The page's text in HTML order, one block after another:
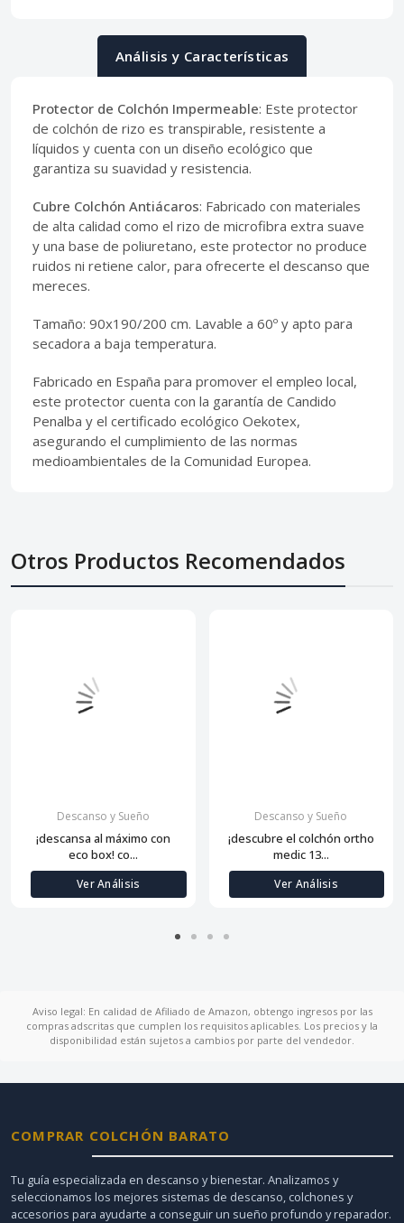
Análisis y Características
Protector de Colchón Impermeable: Este protector
de colchón de rizo es transpirable, resistente a
líquidos y cuenta con un diseño ecológico que
garantiza su suavidad y resistencia.
Cubre Colchón Antiácaros: Fabricado con materiales
de alta calidad como el rizo de microfibra extra suave
y una base de poliuretano, este protector no produce
ruidos ni retiene calor, para ofrecerte el descanso que
mereces.
Tamaño: 90x190/200 cm. Lavable a 60º y apto para
secadora a baja temperatura.
Fabricado en España para promover el empleo local,
este protector cuenta con la garantía de Candido
Penalba y el certificado ecológico Oekotex,
asegurando el cumplimiento de las normas
medioambientales de la Comunidad Europea.
Otros Productos Recomendados
Descanso y Sueño
¡descansa al máximo con
eco box! co...
Ver Análisis
Descanso y Sueño
¡descubre el colchón ortho
medic 13...
Ver Análisis
Aviso legal: En calidad de Afiliado de Amazon, obtengo ingresos por las
compras adscritas que cumplen los requisitos aplicables. Los precios y la
disponibilidad están sujetos a cambios por parte del vendedor.
COMPRAR COLCHÓN BARATO
Tu guía especializada en descanso y bienestar. Analizamos y
seleccionamos los mejores sistemas de descanso, colchones y
accesorios para ayudarte a conseguir un sueño profundo y reparador.